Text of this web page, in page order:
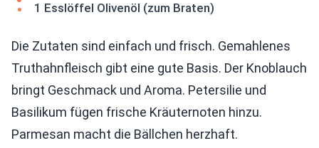
1 Esslöffel Olivenöl (zum Braten)
Die Zutaten sind einfach und frisch. Gemahlenes
Truthahnfleisch gibt eine gute Basis. Der Knoblauch
bringt Geschmack und Aroma. Petersilie und
Basilikum fügen frische Kräuternoten hinzu.
Parmesan macht die Bällchen herzhaft.